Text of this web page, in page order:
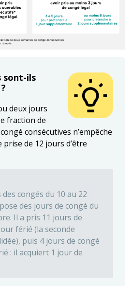
sont-ils
deux jours
fraction de
consécutives n’empêche
de 12 jours d’être
congés du 10 au 22
des jours de congé du
Il a pris 11 jours de
férié (la seconde
puis 4 jours de congé
: il acquiert 1 jour de